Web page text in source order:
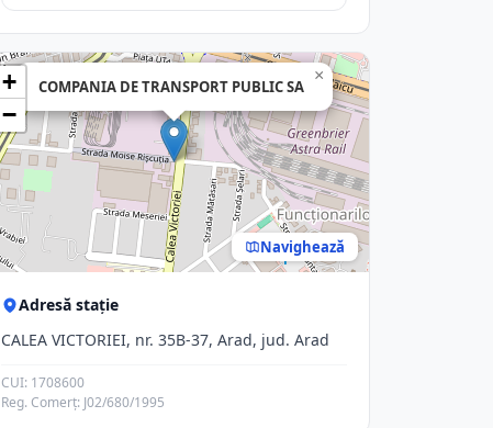
COMPANIA DE TRANSPORT PUBLIC SA
×
+
−
Navighează
Adresă stație
CALEA VICTORIEI, nr. 35B-37, Arad, jud. Arad
CUI: 1708600
Reg. Comerț: J02/680/1995